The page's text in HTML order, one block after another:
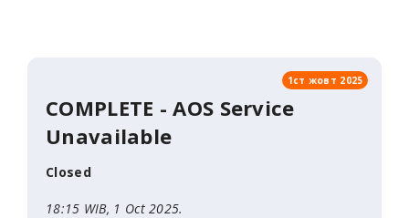
1ст жовт 2025
COMPLETE - AOS Service
Unavailable
Closed
18:15 WIB, 1 Oct 2025.